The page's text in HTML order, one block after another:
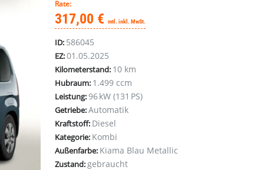
Rate:
317,00 € mtl. inkl. MwSt.
ID: 586045
EZ:01.05.2025
Kilometerstand: 10 km
Hubraum: 1.499 ccm
Leistung:96 kW (131 PS)
Getriebe:Automatik
Kraftstoff: Diesel
Kategorie: Kombi
Außenfarbe: Kiama Blau Metallic
Zustand:gebraucht